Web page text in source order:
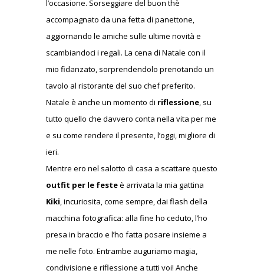
l’occasione. Sorseggiare del buon thè
accompagnato da una fetta di panettone,
aggiornando le amiche sulle ultime novità e
scambiandoci i regali. La cena di Natale con il
mio fidanzato, sorprendendolo prenotando un
tavolo al ristorante del suo chef preferito.
Natale è anche un momento di riflessione, su
tutto quello che davvero conta nella vita per me
e su come rendere il presente, l’oggi, migliore di
ieri.
Mentre ero nel salotto di casa a scattare questo
outfit per le festeè arrivata la mia gattina
Kiki, incuriosita, come sempre, dai flash della
macchina fotografica: alla fine ho ceduto, l’ho
presa in braccio e l’ho fatta posare insieme a
me nelle foto. Entrambe auguriamo magia,
condivisione e riflessione a tutti voi! Anche